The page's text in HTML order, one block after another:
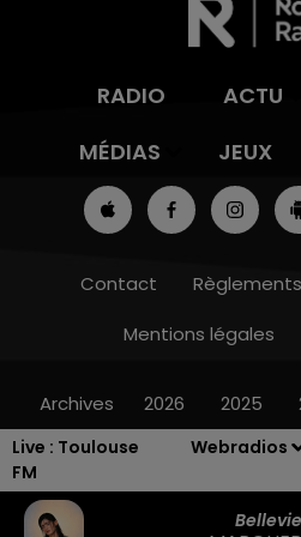
Live : Toulouse
FM
Webradios
Bellevie
RADIO ACTU
MÉDIAS
JEUX
Contact Règlements
Mentions légales
Archives 2026 2025